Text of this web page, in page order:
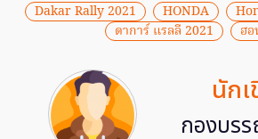
Dakar Rally 2021 HONDA
ดาการ์ แรลลี 2021
ฮ
นัก
กองบร